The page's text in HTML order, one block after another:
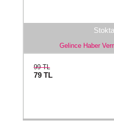
Gelince Haber
99 TL
79 TL